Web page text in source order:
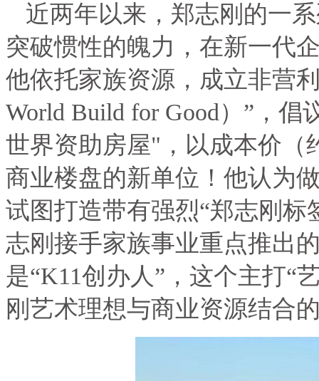
近两年以来，郑志刚的一
突破惯性的魄力，在新一代
他依托家族资源，成立非营
World Build for Good）”，倡
世界资助房屋" ，以成本价
商业楼盘的新单位！他认为
试图打造带有强烈“郑志刚标
志刚接手家族事业重点推出
是“K11创办人”，这个主打“
刚艺术理想与商业资源结合